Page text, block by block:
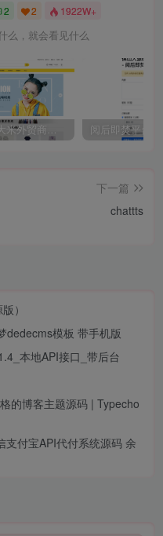
2 2 1922W+
么，就会看见什么
mishop大米外贸商城系统133种语言版本
下一篇
chattts
）
dedecms模板 带手机版
本地API接口_带后台
的博客主题源码 | Typecho
支付宝API代付系统源码 余